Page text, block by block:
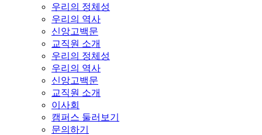
우리의 정체성
우리의 역사
신앙고백문
교직원 소개
우리의 정체성
우리의 역사
신앙고백문
교직원 소개
이사회
캠퍼스 둘러보기
문의하기